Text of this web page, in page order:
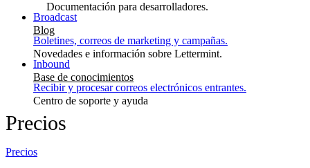
Documentación para desarrolladores.
Blog
Novedades e información sobre Lettermint.
Base de conocimientos
Centro de soporte y ayuda
Broadcast
Boletines, correos de marketing y campañas.
Inbound
Recibir y procesar correos electrónicos entrantes.
Precios
Precios